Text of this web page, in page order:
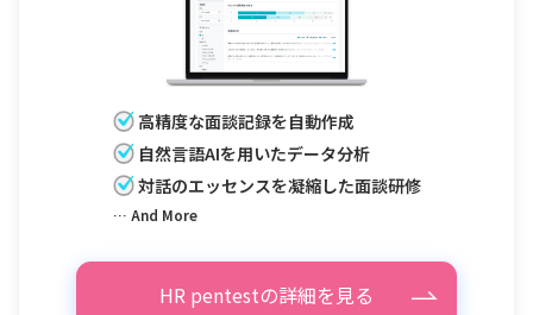
高精度な面談記録を自動作成
自然言語AIを用いたデータ分析
対話のエッセンスを凝縮した面談研修
… And More
HR pentestの詳細を見る